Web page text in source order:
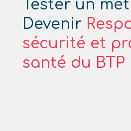
Tester un
Devenir
sécurité et
santé du BTP